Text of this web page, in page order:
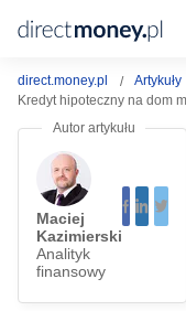
direct.money.pl Artykuły
Kredyt hipoteczny na dom
Maciej
Kazimierski
Analityk
finansowy